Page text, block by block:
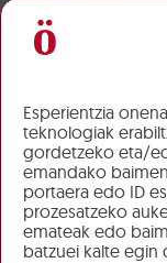
Esperientzia
teknologiak
gordetzeko eta/
emandako
portaera edo ID
prozesatzeko
emateak edo
batzuei kalte egin